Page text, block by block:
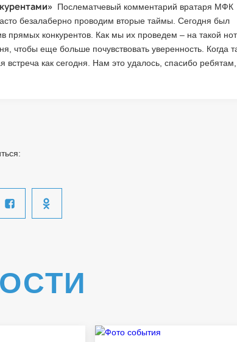
Послематчевый комментарий вратаря МФК
безалаберно проводим вторые таймы. Сегодня был
прямых конкурентов. Как мы их проведем – на такой
чтобы еще больше почувствовать уверенность. Когда
встреча как сегодня. Нам это удалось, спасибо